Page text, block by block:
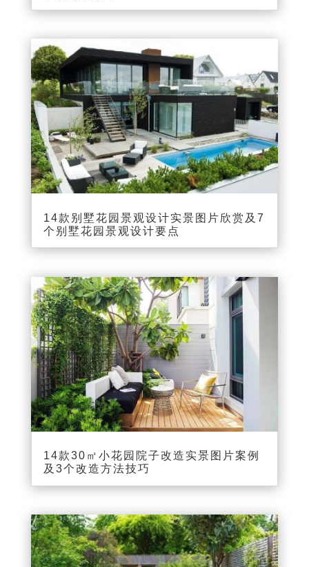
14款别墅花园景观设计实景图片欣赏及7
个别墅花园景观设计要点
14款30㎡小花园院子改造实景图片案例
及3个改造方法技巧